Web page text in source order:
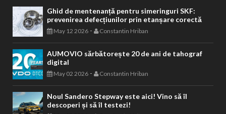
Ghid de mentenanță pentru simeringuri SKF:
prevenirea defecțiunilor prin etanșare corectă
May 12 2026 - Constantin Hriban
AUMOVIO sărbătorește 20 de ani de tahograf
digital
May 02 2026 - Constantin Hriban
Noul Sandero Stepway este aici! Vino să îl
descoperi și să îl testezi!